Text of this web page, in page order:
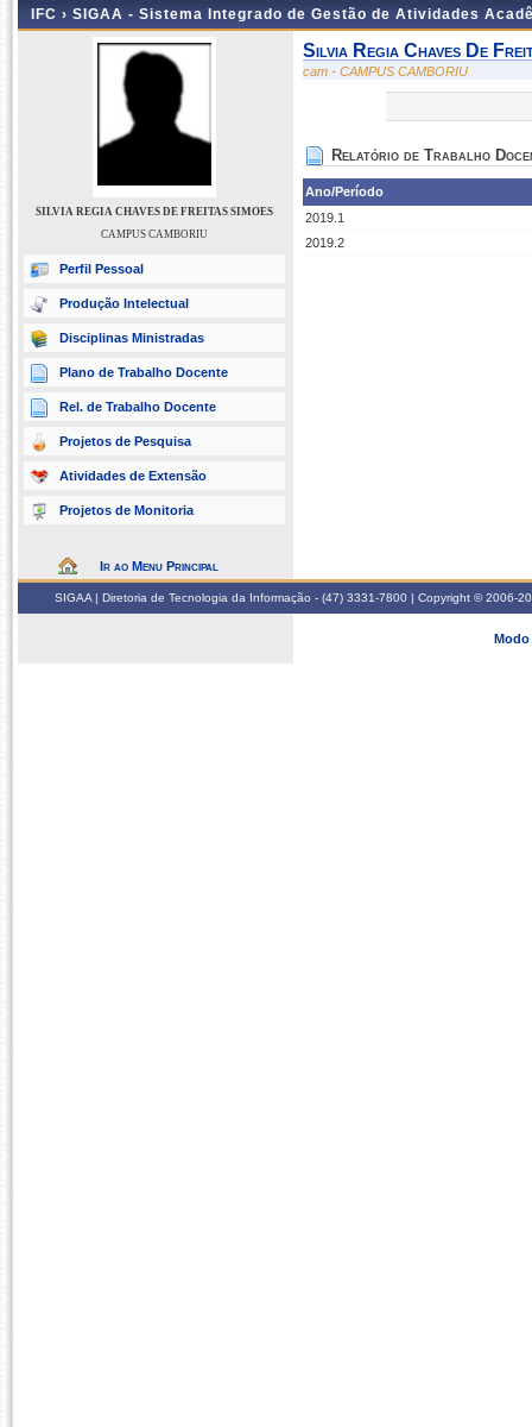
IFC › SIGAA - Sistema Integrado de Gestão de Atividades
SILVIA REGIA CHAVES DE FREITAS SIMOES
CAMPUS CAMBORIU
Perfil Pessoal
Produção Intelectual
Disciplinas Ministradas
Plano de Trabalho Docente
Rel. de Trabalho Docente
Projetos de Pesquisa
Atividades de Extensão
Projetos de Monitoria
Ir ao Menu Principal
Silvia Regia Chaves De
cam - CAMPUS CAMBORIU
Relatório de Trabalho
Ano/Período
2019.1
2019.2
SIGAA | Diretoria de Tecnologia da Informação - (47) 3331-7800 | Copyright © 2006-
Modo